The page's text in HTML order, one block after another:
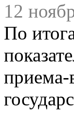
12
По
приема-